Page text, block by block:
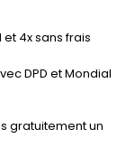
4x sans frais
DPD et Mondial
gratuitement un